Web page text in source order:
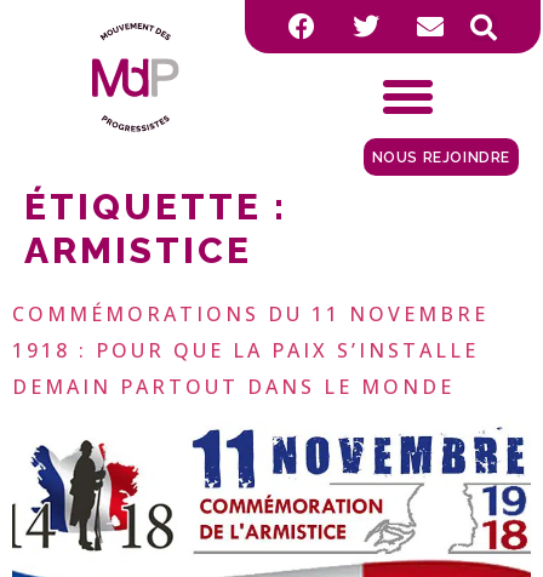
NOUS REJOINDRE
ÉTIQUETTE :
ARMISTICE
COMMÉMORATIONS DU 11 NOVEMBRE
1918 : POUR QUE LA PAIX S’INSTALLE
DEMAIN PARTOUT DANS LE MONDE